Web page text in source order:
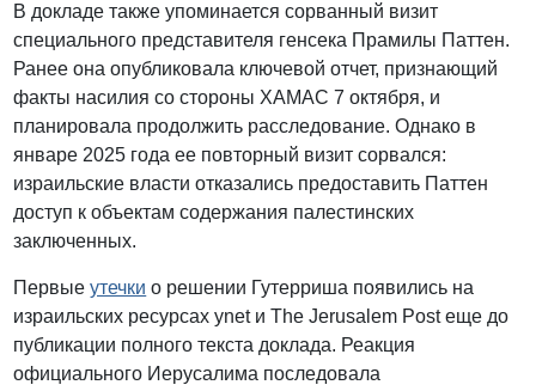
В докладе также упоминается сорванный визит
специального представителя генсека Прамилы Паттен.
Ранее она опубликовала ключевой отчет, признающий
факты насилия со стороны ХАМАС 7 октября, и
планировала продолжить расследование. Однако в
январе 2025 года ее повторный визит сорвался:
израильские власти отказались предоставить Паттен
доступ к объектам содержания палестинских
заключенных.
Первыеутечки о решении Гутерриша появились на
израильских ресурсах ynet и The Jerusalem Post еще до
публикации полного текста доклада. Реакция
официального Иерусалима последовала